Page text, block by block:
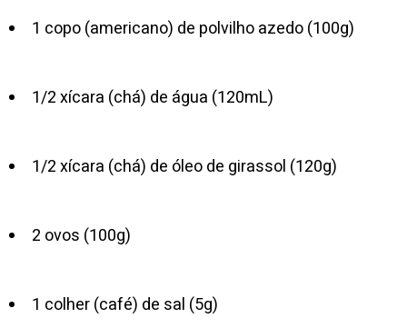
1 copo (americano) de polvilho azedo (100g)
1/2 xícara (chá) de água (120mL)
1/2 xícara (chá) de óleo de girassol (120g)
2 ovos (100g)
1 colher (café) de sal (5g)